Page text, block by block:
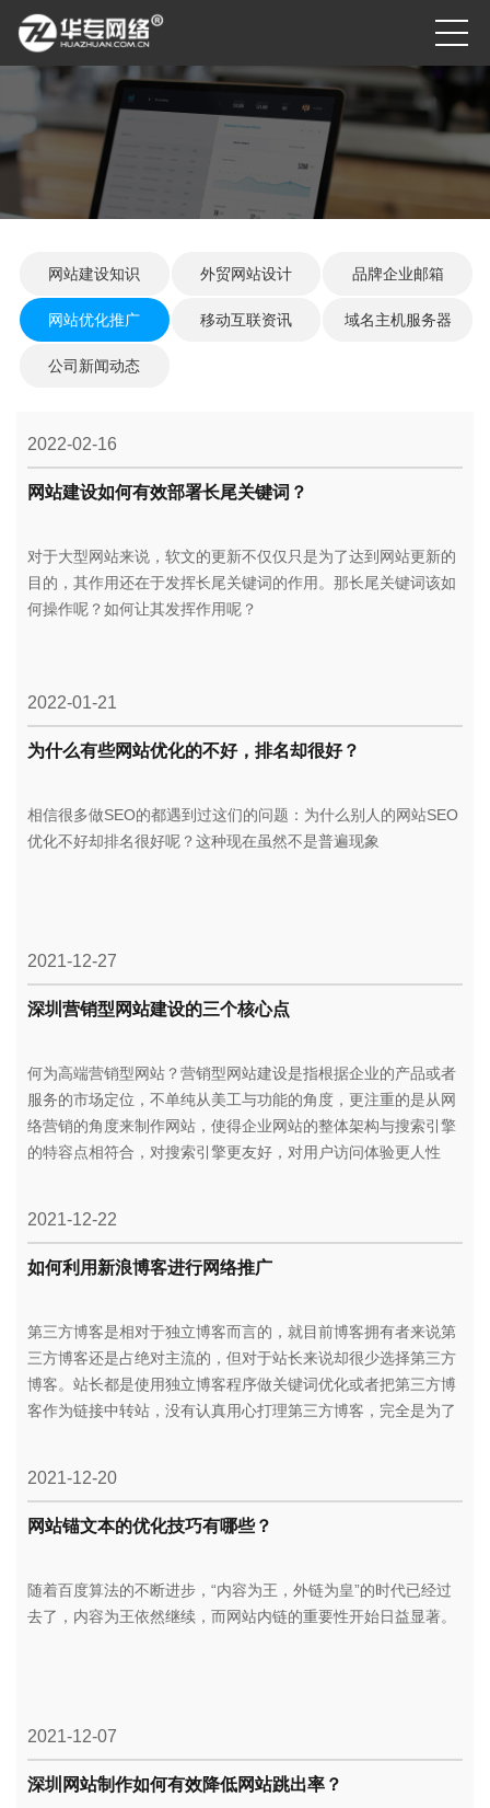
网站建设知识 外贸网站设计 品牌企业邮箱
网站优化推广 移动互联资讯 域名主机服务器
公司新闻动态
2022-02-16
网站建设如何有效部署长尾关键词？
对于大型网站来说，软文的更新不仅仅只是为了达到网站更新的
目的，其作用还在于发挥长尾关键词的作用。那长尾关键词该如
何操作呢？如何让其发挥作用呢？
2022-01-21
为什么有些网站优化的不好，排名却很好？
相信很多做SEO的都遇到过这们的问题：为什么别人的网站SEO
优化不好却排名很好呢？这种现在虽然不是普遍现象
2021-12-27
深圳营销型网站建设的三个核心点
何为高端营销型网站？营销型网站建设是指根据企业的产品或者
服务的市场定位，不单纯从美工与功能的角度，更注重的是从网
络营销的角度来制作网站，使得企业网站的整体架构与搜索引擎
的特容点相符合，对搜索引擎更友好，对用户访问体验更人性
2021-12-22
如何利用新浪博客进行网络推广
第三方博客是相对于独立博客而言的，就目前博客拥有者来说第
三方博客还是占绝对主流的，但对于站长来说却很少选择第三方
博客。站长都是使用独立博客程序做关键词优化或者把第三方博
客作为链接中转站，没有认真用心打理第三方博客，完全是为了
2021-12-20
网站锚文本的优化技巧有哪些？
随着百度算法的不断进步，“内容为王，外链为皇”的时代已经过
去了，内容为王依然继续，而网站内链的重要性开始日益显著。
2021-12-07
深圳网站制作如何有效降低网站跳出率？